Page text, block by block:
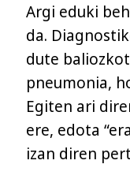
Argi eduki
da.
dute
pneumonia,
Egiten ari
ere, edota
izan diren